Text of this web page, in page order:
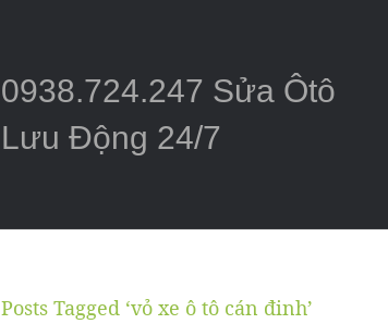
0938.724.247 Sửa Ôtô
Lưu Động 24/7
Posts Tagged ‘vỏ xe ô tô cán đinh’